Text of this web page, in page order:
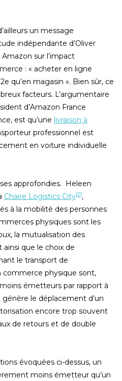
un message
indépendante d’Oliver
sur l’impact
: « acheter en ligne
qu’en magasin ». Bien sûr, ce
facteurs. L’argumentaire
d’Amazon France
est qu’une livraison à
professionnel est
en voiture individuelle
approfondies. Heleen
Chaire Logistics City[2],
à la mobilité des personnes
physiques sont les
la mutualisation des
que le choix de
le transport de
commerce physique sont,
émetteurs par rapport à
le déplacement d’un
encore trop souvent
de retours et de double
évoquées ci-dessus, un
moins émetteur qu’un